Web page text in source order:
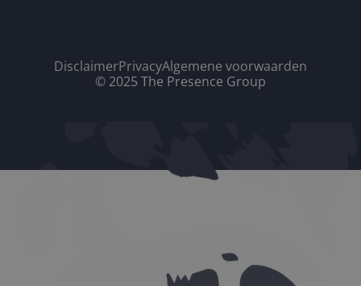
DisclaimerPrivacyAlgemene voorwaarden
© 2025 The Presence Group